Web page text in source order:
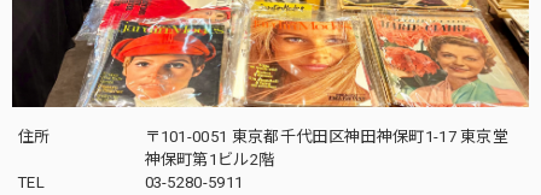
住所
〒101-0051 東京都千代田区神田神保町1-17 東京堂
神保町第1ビル2階
TEL
03-5280-5911